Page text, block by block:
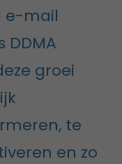
e-mail
DDMA
groei
te
en zo